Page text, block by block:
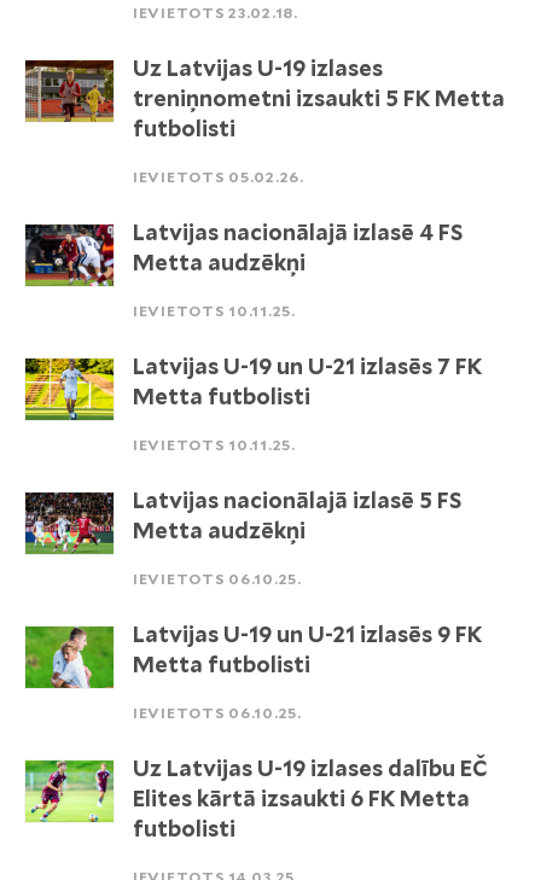
IEVIETOTS 23.02.18.
Uz Latvijas U-19 izlases
treniņnometni izsaukti 5 FK Metta
futbolisti
IEVIETOTS 05.02.26.
Latvijas nacionālajā izlasē 4 FS
Metta audzēkņi
IEVIETOTS 10.11.25.
Latvijas U-19 un U-21 izlasēs 7 FK
Metta futbolisti
IEVIETOTS 10.11.25.
Latvijas nacionālajā izlasē 5 FS
Metta audzēkņi
IEVIETOTS 06.10.25.
Latvijas U-19 un U-21 izlasēs 9 FK
Metta futbolisti
IEVIETOTS 06.10.25.
Uz Latvijas U-19 izlases dalību EČ
Elites kārtā izsaukti 6 FK Metta
futbolisti